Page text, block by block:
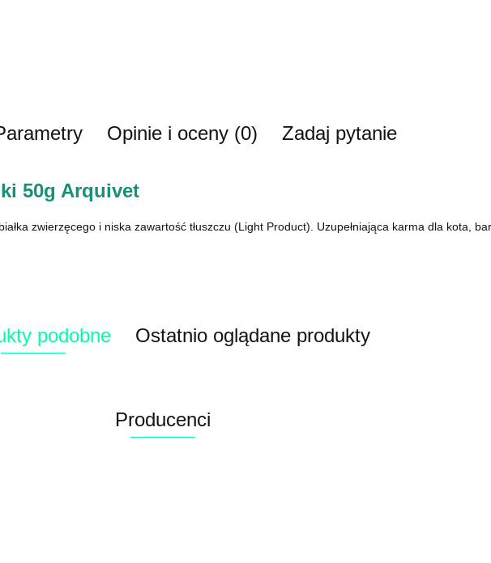
Opinie i oceny (0) Zadaj pytanie
50g Arquivet
zwierzęcego i niska zawartość tłuszczu (Light Product). Uzupełniająca karma dla kota,
podobne Ostatnio oglądane produkty
Producenci